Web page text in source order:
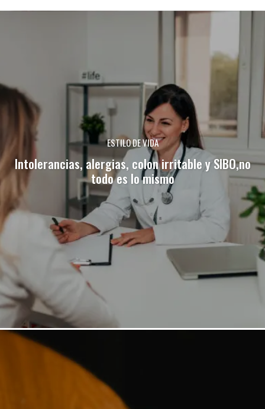
ESTILO DE VIDA
Intolerancias, alergias, colon irritable y SIBO,no
todo es lo mismo